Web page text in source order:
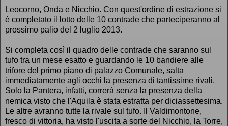
Leocorno, Onda e Nicchio. Con quest'ordine di estrazione si
è completato il lotto delle 10 contrade che parteciperanno al
prossimo palio del 2 luglio 2013.
Si completa così il quadro delle contrade che saranno sul
tufo tra un mese esatto e guardando le 10 bandiere alle
trifore del primo piano di palazzo Comunale, salta
immediatamente agli occhi la presenza di tantissime rivali.
Solo la Pantera, infatti, correrà senza la presenza della
nemica visto che l'Aquila è stata estratta per diciassettesima.
Le altre avranno tutte la rivale sul tufo. Il Valdimontone,
fresco di vittoria, ha visto l'uscita a sorte del Nicchio, la Torre,